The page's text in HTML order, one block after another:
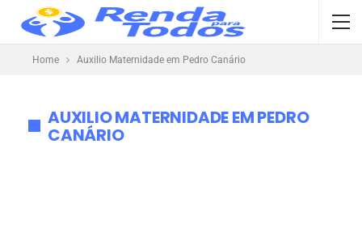
Home Auxilio Maternidade em Pedro Canário
AUXILIO MATERNIDADE EM PEDRO
CANÁRIO